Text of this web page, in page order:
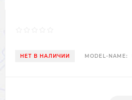
НЕТ В НАЛИЧИИ MODEL-NAME: